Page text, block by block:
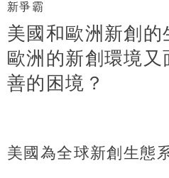
新爭霸
美國和歐洲新創的
歐洲的新創環境
善的困境？
美國為全球新創生態